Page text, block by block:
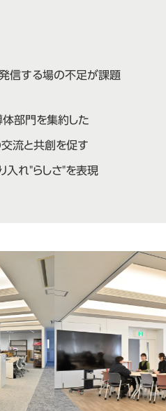
信する場の不足が課題
体部門を集約した
流と共創を促す
入れ"らしさ"を表現